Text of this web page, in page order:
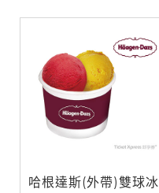
哈根達斯(外帶)雙球冰